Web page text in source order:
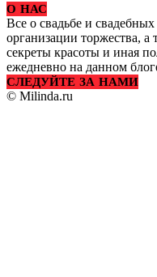
О НАС
Все о свадьбе и
организации торжества,
секреты красоты и иная
ежедневно на данном
СЛЕДУЙТЕ ЗА НАМИ
© Milinda.ru